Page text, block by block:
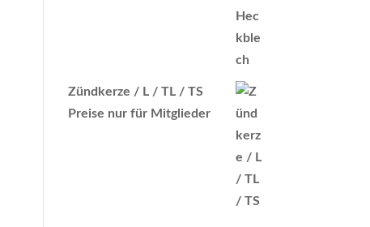
Zündkerze / L / TL / TS
Preise nur für Mitglieder